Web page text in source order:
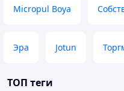
Micropul Boya
Эра Jotun
ТОП теги